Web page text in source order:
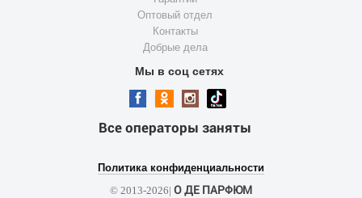
Оптовый отдел
Контакты
Добрые дела
Мы в соц сетях
Все операторы заняты
Политика конфиденциальности
© 2013-2026| О ДЕ ПАРФЮМ